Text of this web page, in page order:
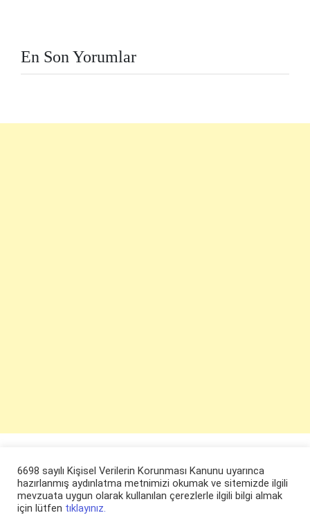
En Son Yorumlar
6698 sayılı Kişisel Verilerin Korunması Kanunu uyarınca
hazırlanmış aydınlatma metnimizi okumak ve sitemizde ilgili
mevzuata uygun olarak kullanılan çerezlerle ilgili bilgi almak
için lütfen tıklayınız.